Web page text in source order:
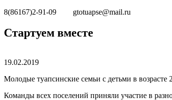
8(86167)2-91-09
gtotuapse@mail.ru
Перейти
к
Стартуем вместе
Опубликовано
19.02.2019
Молодые туапсинские семьи с детьми в
Команды всех поселений приняли участие в